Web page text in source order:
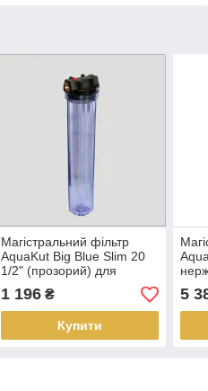
Магістральний фільтр
AquaKut Big Blue Slim 20
1/2" (прозорий) для
холодної води
1 196₴
Купити
5